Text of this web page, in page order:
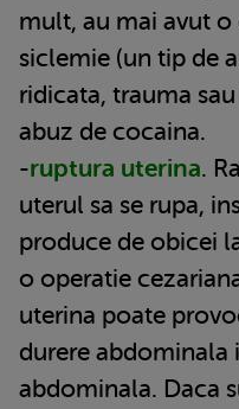
mult, au mai avut o
siclemie (un tip de
ridicata, trauma
abuz de cocaina.
-ruptura uterina.
uterul sa se rupa,
produce de obicei
o operatie
uterina poate
durere abdominala
abdominala. Daca